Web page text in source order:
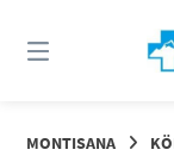
zum
MONTISANA